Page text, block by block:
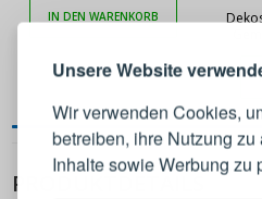
Unsere Website
Wir verwenden Cookies,
betreiben, ihre Nutzung
Inhalte sowie Werbung zu
IN DEN WARENKORB
PRODUKTDETAILS
Melden Sie
E-Mail-Adresse